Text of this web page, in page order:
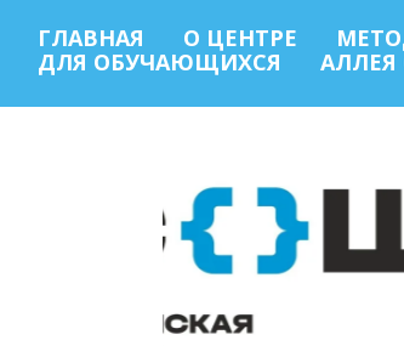
ГЛАВНАЯ О ЦЕНТРЕ
ДЛЯ ОБУЧАЮЩИХСЯ